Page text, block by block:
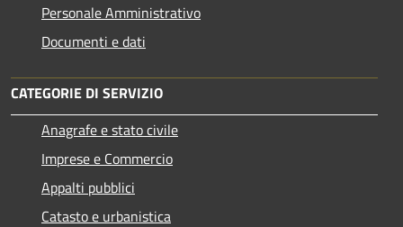
Personale Amministrativo
Documenti e dati
CATEGORIE DI SERVIZIO
Anagrafe e stato civile
Imprese e Commercio
Appalti pubblici
Catasto e urbanistica